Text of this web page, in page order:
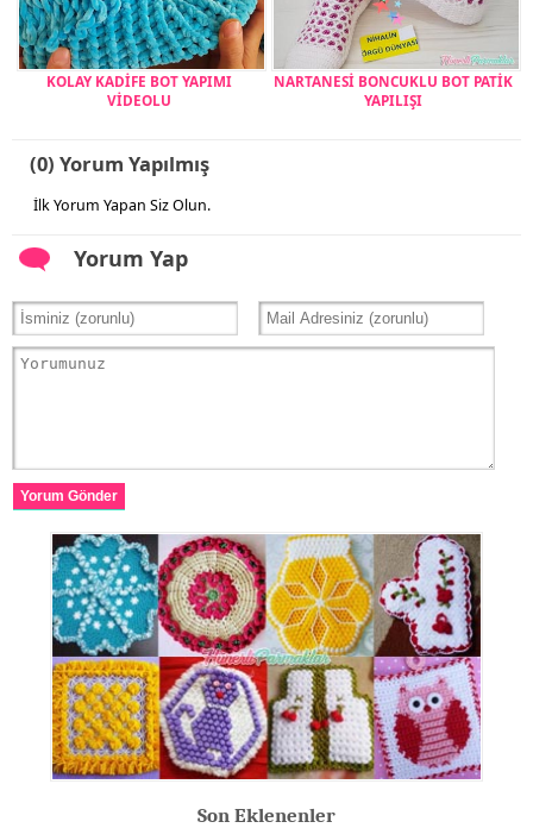
KOLAY KADİFE BOT YAPIMI
VİDEOLU
NARTANESİ BONCUKLU BOT PATİK
YAPILIŞI
(0) Yorum Yapılmış
İlk Yorum Yapan Siz Olun.
Yorum Yap
Yorum Gönder
Son Eklenenler